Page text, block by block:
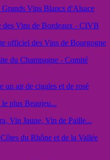
Grands Vins Blancs d'Alsace
des Vins de Bordeaux - CIVB
officiel des Vins de Bourgogne
du Champagne - Comité
un air de cigales et de rosé
plus Beaujeu...
Vin Jaune, Vin de Paille...
du Rhône et de la Vallée